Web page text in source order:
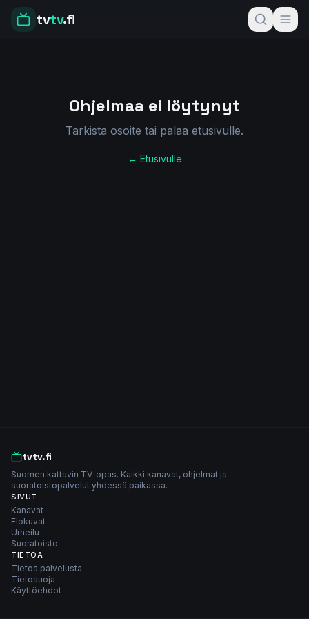
tvtv.fi
Ohjelmaa ei löytynyt
Tarkista osoite tai palaa etusivulle.
← Etusivulle
tvtv.fi
Suomen kattavin TV-opas. Kaikki kanavat, ohjelmat ja
suoratoistopalvelut yhdessä paikassa.
SIVUT
Kanavat
Elokuvat
Urheilu
Suoratoisto
TIETOA
Tietoa palvelusta
Tietosuoja
Käyttöehdot